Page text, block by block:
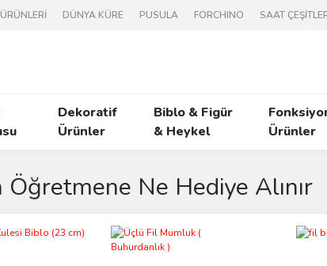
DÜNYA KÜRE PUSULA FORCHINO SAAT
Dekoratif
Ürünler
Biblo & Figür
& Heykel
Ürünler
Öğretmene Ne Hediye Alınır